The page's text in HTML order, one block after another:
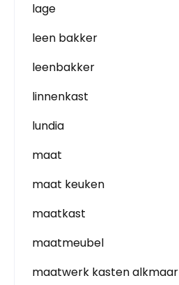
lage
leen bakker
leenbakker
linnenkast
lundia
maat
maat keuken
maatkast
maatmeubel
maatwerk kasten alkmaar